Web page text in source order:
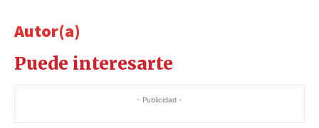
Autor(a)
Puede interesarte
- Publicidad -